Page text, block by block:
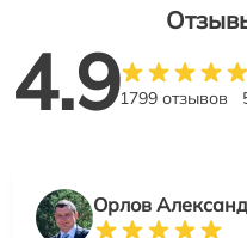
4.91799 отзывов
Орлов